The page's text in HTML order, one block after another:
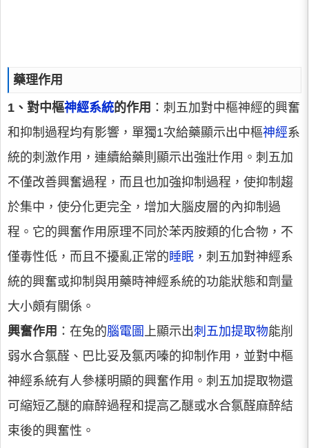
藥理作用
1、對中樞神經系統的作用 ：刺五加對中樞神經的興奮
和抑制過程均有影響，單獨1次給藥顯示出中樞神經系
統的刺激作用，連續給藥則顯示出強壯作用。刺五加
不僅改善興奮過程，而且也加強抑制過程，使抑制趨
於集中，使分化更完全，增加大腦皮層的內抑制過
程。它的興奮作用原理不同於苯丙胺類的化合物，不
僅毒性低，而且不擾亂正常的睡眠 ，刺五加對神經系
統的興奮或抑制與用藥時神經系統的功能狀態和劑量
大小頗有關係。
興奮作用 ：在兔的腦電圖 上顯示出刺五加提取物能削
弱水合氯醛、巴比妥及氯丙嗪的抑制作用，並對中樞
神經系統有人參樣明顯的興奮作用。刺五加提取物還
可縮短乙醚的麻醉過程和提高乙醚或水合氯醛麻醉結
束後的興奮性。